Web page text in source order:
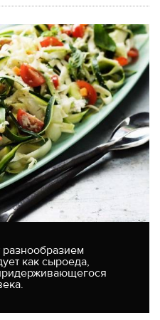
разнообразием
как сыроеда,